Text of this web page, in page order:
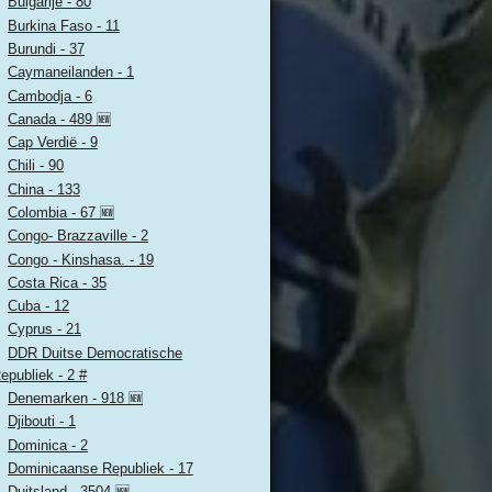
Burkina Faso - 11
Burundi - 37
Caymaneilanden - 1
Cambodja - 6
Canada - 489 🆕
Cap Verdië - 9
Chili - 90
China - 133
Colombia - 67 🆕
Congo- Brazzaville - 2
Congo - Kinshasa. - 19
Costa Rica - 35
Cuba - 12
Cyprus - 21
DDR Duitse Democratische
- 2 #
Denemarken - 918 🆕
Djibouti - 1
Dominica - 2
Dominicaanse Republiek - 17